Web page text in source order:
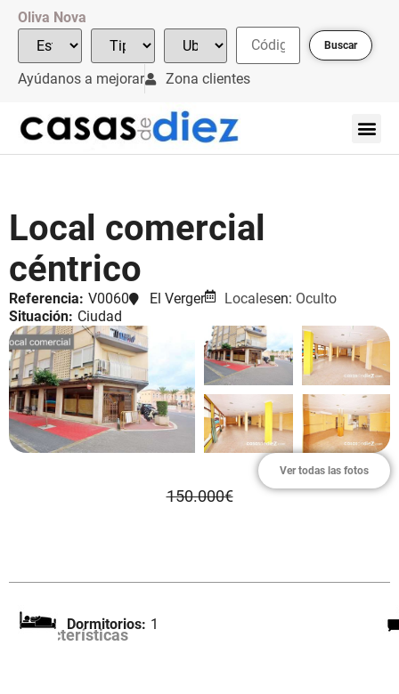
Oliva Nova
Buscar
Ayúdanos a mejorar Zona clientes
Local comercial
céntrico
Referencia: V0060 El Verger Localesen: Oculto
Situación: Ciudad
Ver todas las fotos
150.000€
Características
Dormitorios: 1